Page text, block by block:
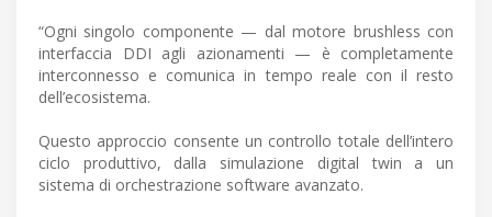
“Ogni singolo componente — dal motore brushless con
interfaccia DDI agli azionamenti — è completamente
interconnesso e comunica in tempo reale con il resto
dell’ecosistema.
Questo approccio consente un controllo totale dell’intero
ciclo produttivo, dalla simulazione digital twin a un
sistema di orchestrazione software avanzato.